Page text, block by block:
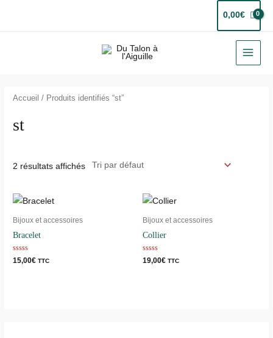
0,00€
Accueil / Produits identifiés “st”
st
2 résultats affichés
Bijoux et accessoires
Bracelet
Note
0
15,00€ TTC
Bijoux et accessoires
Collier
Note
0
19,00€ TTC